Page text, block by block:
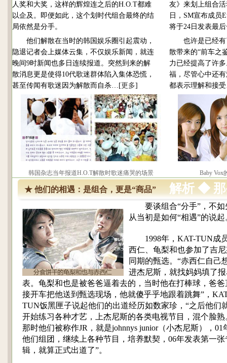
人奖和大奖，这样的辉煌连之后的H.O.T都难
以企及。即便如此，这个划时代组合最终的结
局依然是分手。
他们解散在当时的韩国娱乐圈引起震动，
隐退记者会上媒体云集，不仅娱乐新闻，就连
晚间9时新闻也多日连续报道。突然到来的解
散消息更是使得10代歌迷群体陷入集体恐慌，
甚至传闻有歌迷因为解散而自杀…[更多]
韩国杂志当年报道H.O.T解散时歌迷痛哭的场景
友》来划上组合
日，SM宣布成员
将于24日发表最
也许是已经有
散带来的“前车之
力已经提高了许
福，尽管心中还
都表示理解和接
Baby Vox
解析 ◆ 那
★ 他们的相遇：是组合，更是“商品”
要谈组合“分手”，不如
从当初是如何“相遇”的说起
1998年，KAT-TUN成
西仁、龟梨和也参加了吉
同期的甄选。“赤西仁自己
进杰尼斯，就找妈妈填了
表。龟梨和也是被爸爸逼着去的，当时他在打棒球，爸爸
接开车把他送到甄选现场，他就傻乎乎地跟着跳舞”，
TUN饭黑匣子说起他们的出道经历如数家珍，“之后他们
开始练习各种才艺，上杰尼斯的各类电视节目，混个脸熟
那时他们被称作JR，就是johnnys junior（小杰尼斯），01
他们组团，继续上各种节目，培养默契，06年发表第一张
辑，就算正式出道了”。